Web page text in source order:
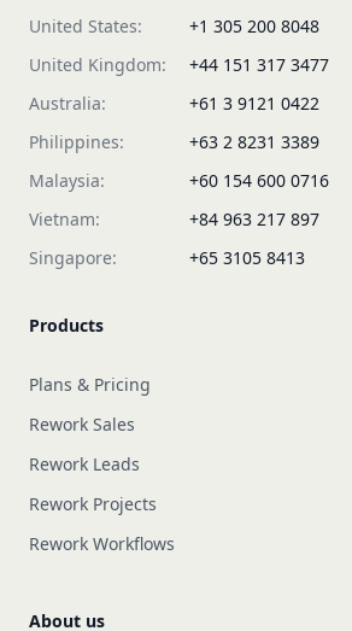
United States:
+1 305 200 8048
United Kingdom:
+44 151 317 3477
Australia:
+61 3 9121 0422
Philippines:
+63 2 8231 3389
Malaysia:
+60 154 600 0716
Vietnam:
+84 963 217 897
Singapore:
+65 3105 8413
Products
Plans & Pricing
Rework Sales
Rework Leads
Rework Projects
Rework Workflows
About us